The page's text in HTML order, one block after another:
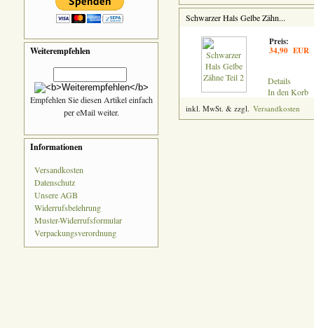
Weiterempfehlen
Empfehlen Sie diesen Artikel einfach
per eMail weiter.
Informationen
Versandkosten
Datenschutz
Unsere AGB
Widerrufsbelehrung
Muster-Widerrufsformular
Verpackungsverordnung
Schwarzer Hals Gelbe Zähn...
Preis:
34,90 EUR
Details
In den Korb
inkl. MwSt. & zzgl. Versandkosten